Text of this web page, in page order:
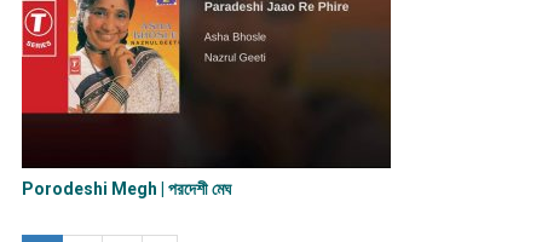
Porodeshi Megh | পরদেশী মেঘ